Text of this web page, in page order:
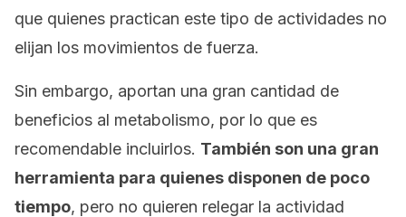
que quienes practican este tipo de actividades no
elijan los movimientos de fuerza.
Sin embargo, aportan una gran cantidad de
beneficios al metabolismo, por lo que es
recomendable incluirlos. También son una gran
herramienta para quienes disponen de poco
tiempo, pero no quieren relegar la actividad